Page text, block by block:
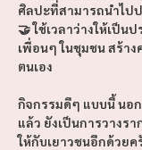
ศิลปะที่สามารถนำไป
🤝 ใช้เวลาว่างให้เป็น
เพื่อนๆ ในชุมชน สร้า
ตนเอง
กิจกรรมดีๆ แบบนี้ นอ
แล้ว ยังเป็นการวาง
ให้กับเยาวชนอีกด้วย